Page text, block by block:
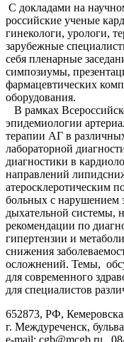
С докладами на
российские ученые
гинекологи, урологи,
зарубежные
себя пленарные
симпозиумы,
фармацевтических
оборудования.
В рамках
эпидемиологии
терапии АГ в
лабораторной
диагностики в
направлений
атеросклеротическим
больных с нарушением
дыхательной системы,
рекомендации по
гипертензии и
снижения
осложнений. Темы,
для современного
для специалистов
652873, РФ,
г. Междуреченск,
e-mail: cgb@mcgb.ru ,